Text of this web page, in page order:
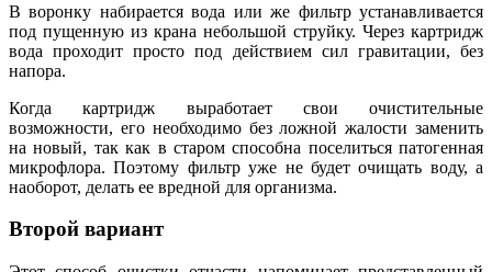
В воронку набирается вода или же фильтр устанавливается
под пущенную из крана небольшой струйку. Через картридж
вода проходит просто под действием сил гравитации, без
напора.
Когда картридж выработает свои очистительные
возможности, его необходимо без ложной жалости заменить
на новый, так как в старом способна поселиться патогенная
микрофлора. Поэтому фильтр уже не будет очищать воду, а
наоборот, делать ее вредной для организма.
Второй вариант